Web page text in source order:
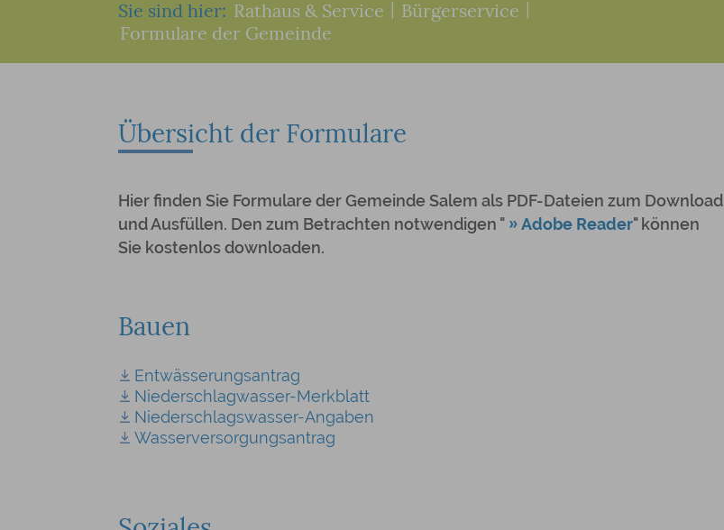
Sie sind hier: Rathaus & Service Bürgerservice
Formulare der Gemeinde
Übersicht der Formulare
Hier finden Sie Formulare der Gemeinde Salem als PDF-Dateien zum Download
und Ausfüllen. Den zum Betrachten notwendigen "
Adobe Reader" können
Sie kostenlos downloaden.
Bauen
Entwässerungsantrag
Niederschlagwasser-Merkblatt
Niederschlagswasser-Angaben
Wasserversorgungsantrag